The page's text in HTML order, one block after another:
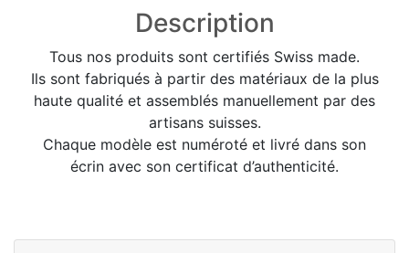
Description
Tous nos produits sont certifiés Swiss made.
Ils sont fabriqués à partir des matériaux de la plus
haute qualité et assemblés manuellement par des
artisans suisses.
Chaque modèle est numéroté et livré dans son
écrin avec son certificat d’authenticité.